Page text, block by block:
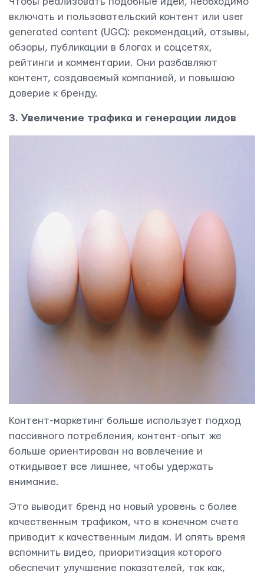
включать и пользовательский контент или user
generated content (UGC): рекомендаций, отзывы,
обзоры, публикации в блогах и соцсетях,
рейтинги и комментарии. Они разбавляют
контент, создаваемый компанией, и повышаю
доверие к бренду.
3. Увеличение трафика и генерации лидов
Контент-маркетинг больше использует подход
пассивного потребления, контент-опыт же
больше ориентирован на вовлечение и
откидывает все лишнее, чтобы удержать
внимание.
Это выводит бренд на новый уровень с более
качественным трафиком, что в конечном счете
приводит к качественным лидам. И опять время
вспомнить видео, приоритизация которого
обеспечит улучшение показателей, так как,